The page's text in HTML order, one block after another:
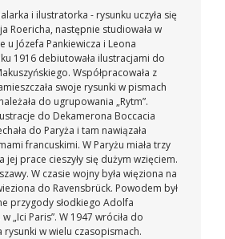
i ilustratorka - rysunku uczyła się
Roericha, następnie studiowała w
u Józefa Pankiewicza i Leona
1916 debiutowała ilustracjami do
Współpracowała z
swoje rysunki w pismach
do ugrupowania „Rytm”.
do Dekamerona Boccacia
do Paryża i tam nawiązała
francuskimi. W Paryżu miała trzy
jej prace cieszyły się dużym wzięciem.
W czasie wojny była więziona na
do Ravensbrück. Powodem był
przygody słodkiego Adolfa
„Ici Paris”. W 1947 wróciła do
rysunki w wielu czasopismach.